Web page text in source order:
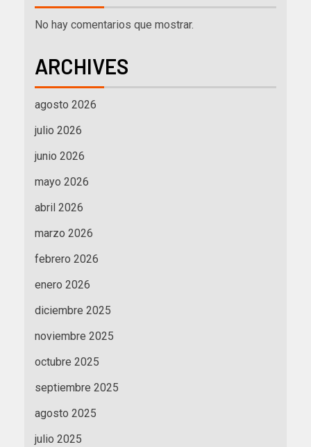
No hay comentarios que mostrar.
ARCHIVES
agosto 2026
julio 2026
junio 2026
mayo 2026
abril 2026
marzo 2026
febrero 2026
enero 2026
diciembre 2025
noviembre 2025
octubre 2025
septiembre 2025
agosto 2025
julio 2025